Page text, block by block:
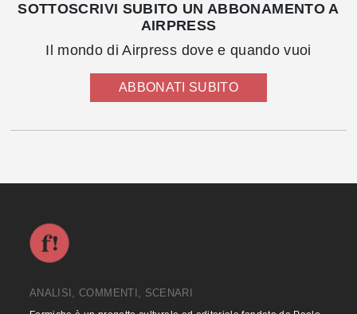
SOTTOSCRIVI SUBITO UN ABBONAMENTO A
AIRPRESS
Il mondo di Airpress dove e quando vuoi
ABBONATI SUBITO
ANALISI, COMMENTI, SCENARI